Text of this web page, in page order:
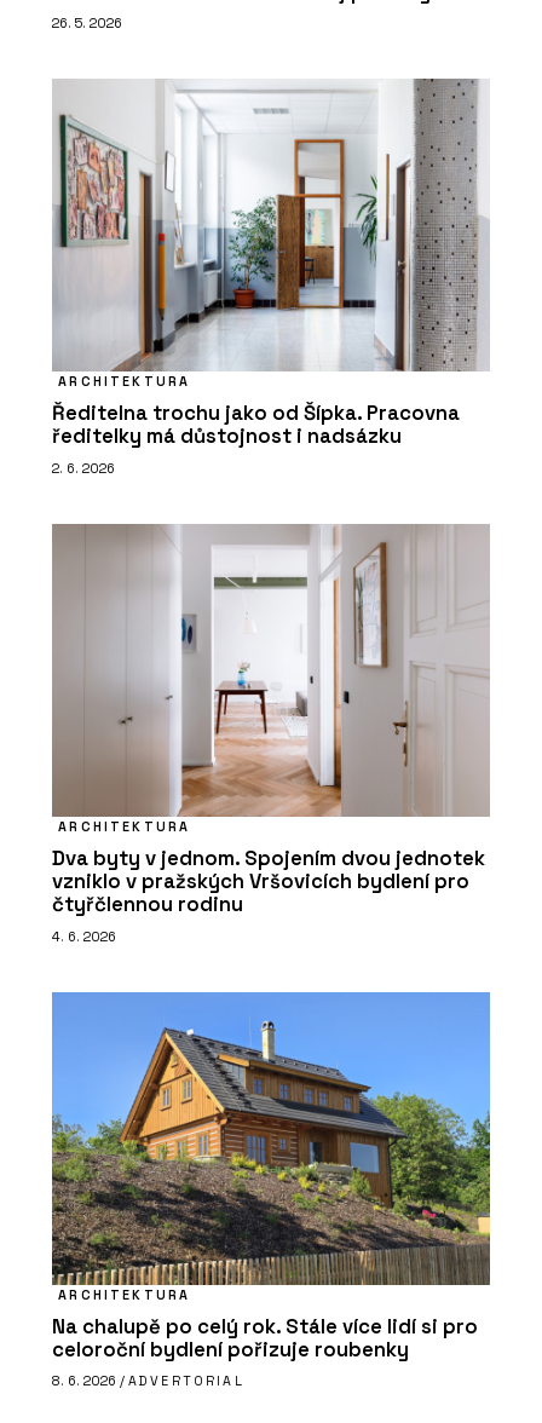
26. 5. 2026
ARCHITEKTURA
Ředitelna trochu jako od Šípka. Pracovna
ředitelky má důstojnost i nadsázku
2. 6. 2026
ARCHITEKTURA
Dva byty v jednom. Spojením dvou jednotek
vzniklo v pražských Vršovicích bydlení pro
čtyřčlennou rodinu
4. 6. 2026
ARCHITEKTURA
Na chalupě po celý rok. Stále více lidí si pro
celoroční bydlení pořizuje roubenky
8. 6. 2026 / ADVERTORIAL